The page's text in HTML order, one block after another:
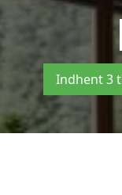
Indhent 3